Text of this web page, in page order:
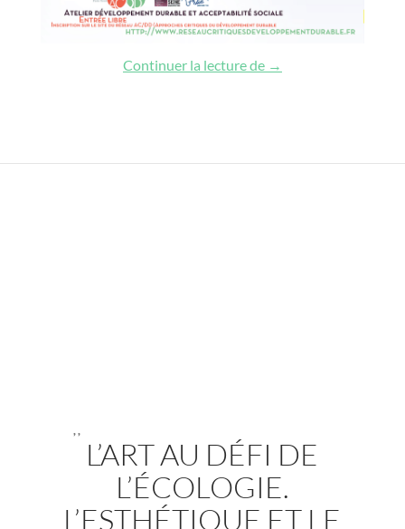
Continuer la lecture de Recherche appliquée
→
,,
L’ART AU DÉFI DE
L’ÉCOLOGIE.
L’ESTHÉTIQUE ET LE